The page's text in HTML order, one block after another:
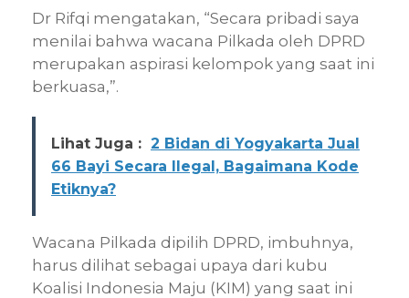
Dr Rifqi mengatakan, “Secara pribadi saya
menilai bahwa wacana Pilkada oleh DPRD
merupakan aspirasi kelompok yang saat ini
berkuasa,”.
Lihat Juga : 2 Bidan di Yogyakarta Jual
66 Bayi Secara Ilegal, Bagaimana Kode
Etiknya?
Wacana Pilkada dipilih DPRD, imbuhnya,
harus dilihat sebagai upaya dari kubu
Koalisi Indonesia Maju (KIM) yang saat ini